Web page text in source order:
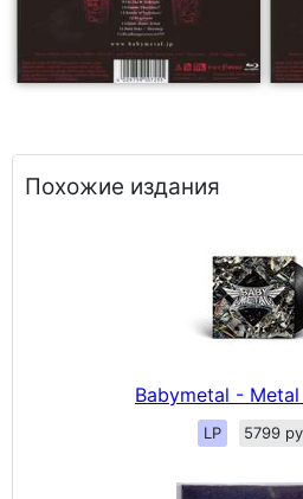
Похожие издания
Babymetal -
LP 5799